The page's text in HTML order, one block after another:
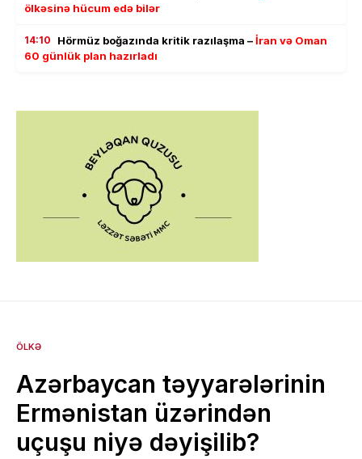
ölkəsinə hücum edə bilər
14:10 Hörmüz boğazında kritik razılaşma –İran və Oman
60 günlük plan hazırladı
ÖLKƏ
Azərbaycan təyyarələrinin
Ermənistan üzərindən
uçuşu niyə dəyişilib?